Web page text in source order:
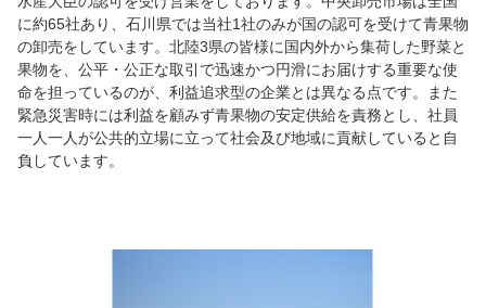
に約65社あり、石川県では当社1社のみが国の認可を受けて青果物
の卸売をしています。北陸3県の皆様に国内外から集荷した野菜と
果物を、公平・公正な取引で迅速かつ円滑にお届けする重要な使
命を担っているのが、利益追求型の企業とは異なる点です。また
緊急災害時には利益を顧みず青果物の安定供給を責務とし、社員
一人一人が公共的立場に立って社会及び地域に貢献していると自
負しています。